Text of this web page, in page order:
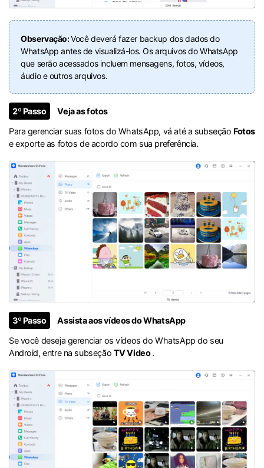
Observação:Você deverá fazer backup dos dados do
WhatsApp antes de visualizá-los. Os arquivos do WhatsApp
que serão acessados incluem mensagens, fotos, vídeos,
áudio e outros arquivos.
2º Passo
Veja as fotos
Para gerenciar suas fotos do WhatsApp, vá até a subseção Fotos
e exporte as fotos de acordo com sua preferência.
3º Passo
Assista aos vídeos do WhatsApp
Se você deseja gerenciar os vídeos do WhatsApp do seu
Android, entre na subseção TV Video.